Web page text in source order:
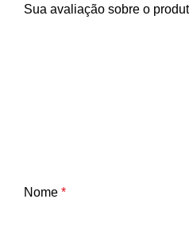
Sua avaliação sobre o
Nome *